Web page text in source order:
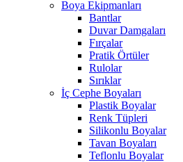
Boya Ekipmanları
Bantlar
Duvar Damgaları
Fırçalar
Pratik Örtüler
Rulolar
Sırıklar
İç Cephe Boyaları
Plastik Boyalar
Renk Tüpleri
Silikonlu Boyalar
Tavan Boyaları
Teflonlu Boyalar